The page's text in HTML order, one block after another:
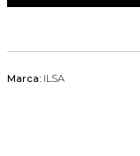
Marca: ILSA